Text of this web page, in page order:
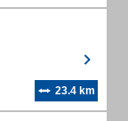
23.4 km